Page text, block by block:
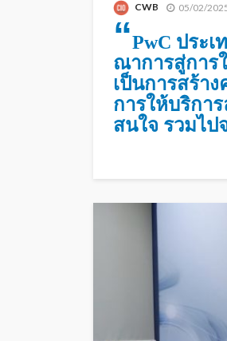
CWB 05/02/
“PwC ประ
ณาการสู่การ
เป็นการสร้า
การให้บริกา
สนใจ รวมไป